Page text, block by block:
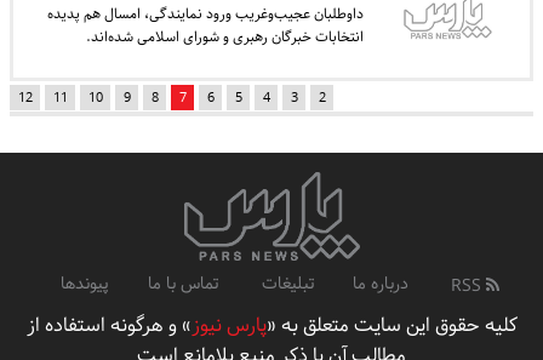
داوطلبان عجیب‌وغریب ورود نمایندگی، امسال هم پدیده
انتخابات خبرگان رهبری و شورای اسلامی شده‌اند.
2
3
4
5
6
7
8
9
10
11
12
درباره ما تبلیغات تماس با ما پیوندها
کلیه حقوق این سایت متعلق به «پارس نیوز» و هرگونه استفاده از